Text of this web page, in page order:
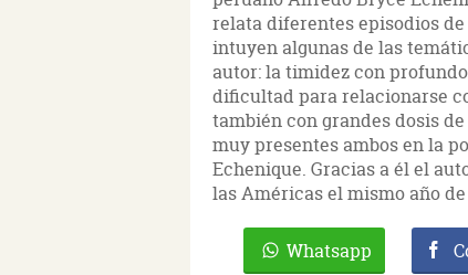
relata diferentes episodios
intuyen algunas de las
autor: la timidez con
dificultad para relacionarse
también con grandes dosis
muy presentes ambos en la
Echenique. Gracias a él el
las Américas el mismo año
Whatsapp